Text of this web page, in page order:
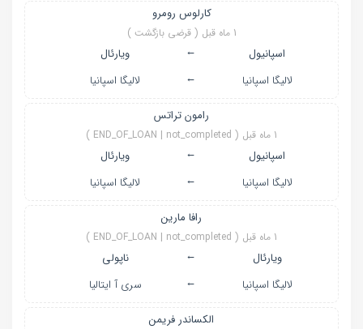
کارلوس رومرو
1 ماه قبل ( قرضی بازگشت )
اسپانیول ←
ویارئال
لالیگا اسپانیا
← لالیگا اسپانیا
رامون تراتس
1 ماه قبل ( END_OF_LOAN | not_completed )
اسپانیول ←
ویارئال
لالیگا اسپانیا
← لالیگا اسپانیا
رافا مارین
1 ماه قبل ( END_OF_LOAN | not_completed )
ویارئال ←
ناپولی
لالیگا اسپانیا
← سری آ ایتالیا
الکساندر فریمن